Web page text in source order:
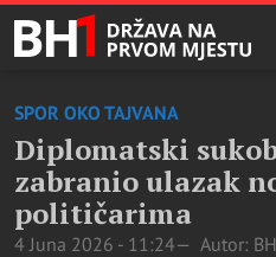
SPOR OKO TAJVANA
Diplomatski
zabranio ulazak
političarima
4 Juna 2026 - 11:24 Autor: